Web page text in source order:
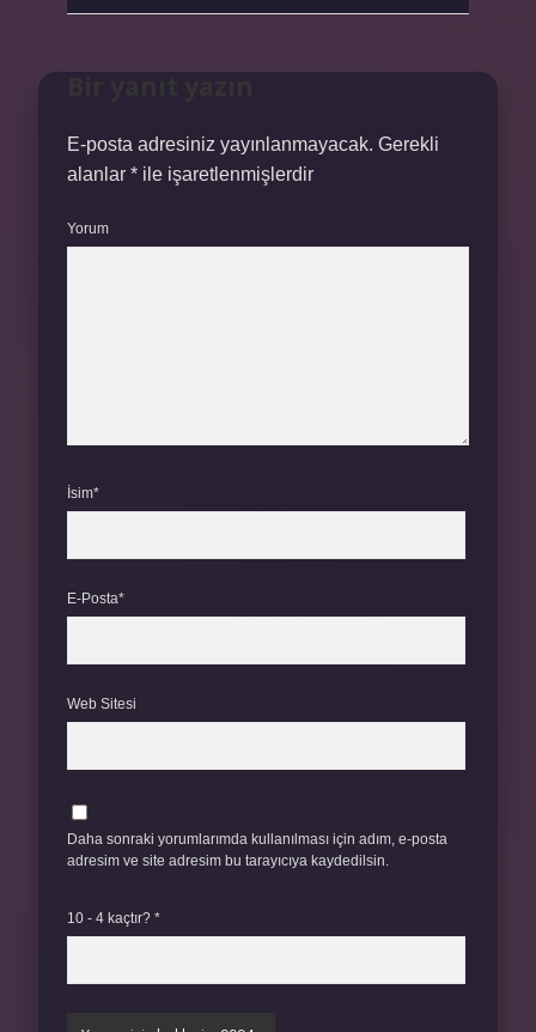
E-posta adresiniz yayınlanmayacak. Gerekli
alanlar * ile işaretlenmişlerdir
Yorum
İsim*
E-Posta*
Web Sitesi
Daha sonraki yorumlarımda kullanılması için adım, e-posta
adresim ve site adresim bu tarayıcıya kaydedilsin.
10 - 4 kaçtır? *